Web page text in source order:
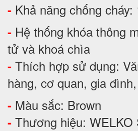
- Khả năng chống cháy:
- Hệ thống khóa thông
tử và khoá chìa
- Thích hợp sử dụng:
hàng, cơ quan, gia
- Màu sắc: Brown
- Thương hiệu: WELKO